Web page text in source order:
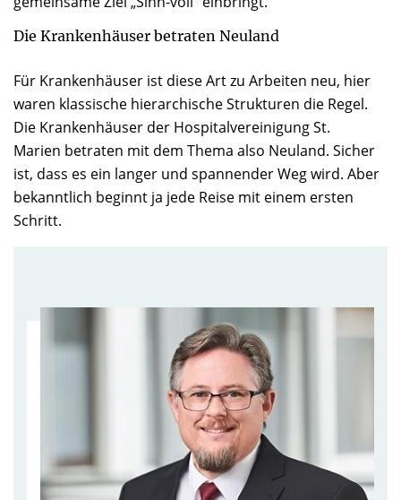
Die Krankenhäuser betraten Neuland
Für Krankenhäuser ist diese Art zu Arbeiten neu, hier
waren klassische hierarchische Strukturen die Regel.
Die Krankenhäuser der Hospitalvereinigung St.
Marien betraten mit dem Thema also Neuland. Sicher
ist, dass es ein langer und spannender Weg wird. Aber
bekanntlich beginnt ja jede Reise mit einem ersten
Schritt.